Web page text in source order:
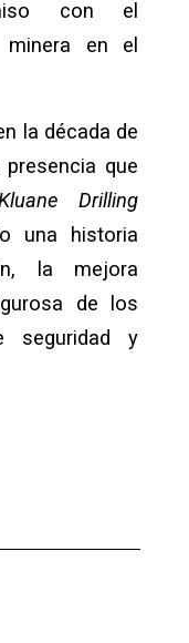
con el
en el
la década de
que
Drilling
una historia
la mejora
de los
seguridad y